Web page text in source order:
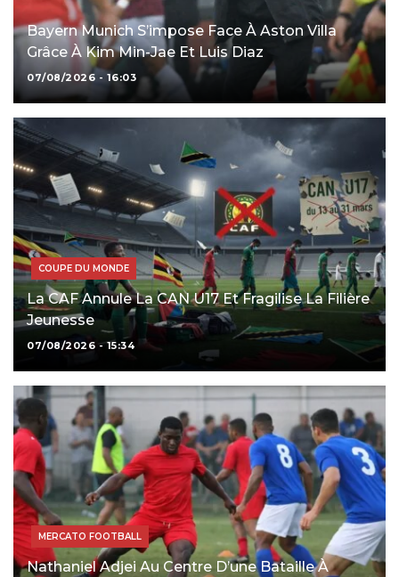
Bayern Munich S’impose Face À Aston Villa
Grâce À Kim Min-Jae Et Luis Diaz
07/08/2026 - 16:03
COUPE DU MONDE
La CAF Annule La CAN U17 Et Fragilise La Filière
Jeunesse
07/08/2026 - 15:34
MERCATO FOOTBALL
Nathaniel Adjei Au Centre D’une Bataille À